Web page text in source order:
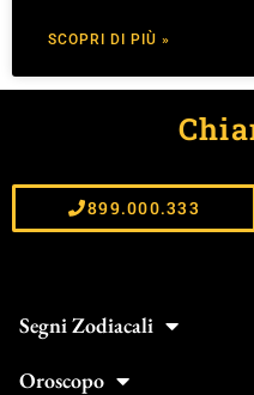
SCOPRI DI PIÙ »
899.000.333
Segni Zodiacali
Oroscopo